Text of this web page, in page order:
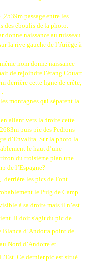
passage entre les
des éboulis de la photo.
donne naissance au ruisseau
la rive gauche de l’Ariège à
nom donne naissance
de rejoindre l’étang Couart
derrière cette ligne de crête,
.
les montagnes qui séparent la
allant vers la droite cette
puis pic des Pedrons
d’Envalira. Sur la photo la
le haut d’une
du troisième plan une
de l’Espagne?
derrière les pics de Font
le Puig de Camp
à sa droite mais il n’est
Il doit s'agir du pic de
d’Andorra point de
Nord d’Andorre et
Ce dernier pic est situé